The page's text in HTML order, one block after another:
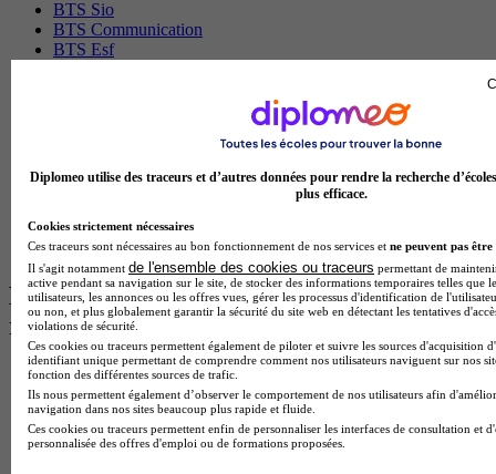
BTS Sio
BTS Communication
BTS Esf
Master International Business
BTS Gpme
Master Mass
Cap Cuisine
Les intitulés de diplôme par ville les plus
recherchés
Master Meef à Lille
Prépa Medecine à Paris
Licence Psychologie à Paris
Master Psychologie à Lyon
Licence Psychologie à Toulouse
Diplomeo utilise des traceurs et d’autres données pour rendre la recherche
plus efficace.
Cookies strictement nécessaires
Ces traceurs sont nécessaires au bon fonctionnement de nos services et ne peuvent pas être
Il s'agit notamment de l'ensemble des cookies ou traceurs permettant de
active pendant sa navigation sur le site, de stocker des informations temporaires telles que
utilisateurs, les annonces ou les offres vues, gérer les processus d'identification de
ou non, et plus globalement garantir la sécurité du site web en détectant les tentatives
violations de sécurité.
Ces cookies ou traceurs permettent également de piloter et suivre les sources d'acquisition
identifiant unique permettant de comprendre comment nos utilisateurs naviguent sur nos
fonction des différentes sources de trafic.
Ils nous permettent également d’observer le comportement de nos utilisateurs afin
navigation dans nos sites beaucoup plus rapide et fluide.
Ces cookies ou traceurs permettent enfin de personnaliser les interfaces de consultation et
personnalisée des offres d'emploi ou de formations proposées.